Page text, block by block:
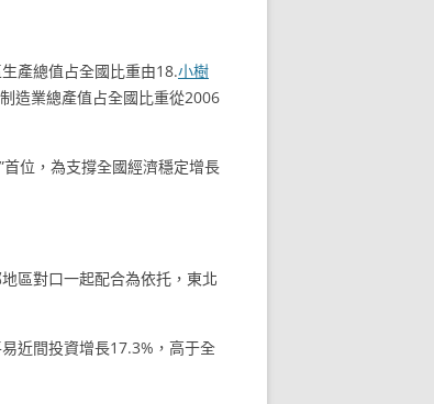
產總值占全國比重由18.小樹
造業總產值占全國比重從2006
位，為支撐全國經濟穩定增長
區對口一起配合為依托，東北
近間投資增長17.3%，高于全